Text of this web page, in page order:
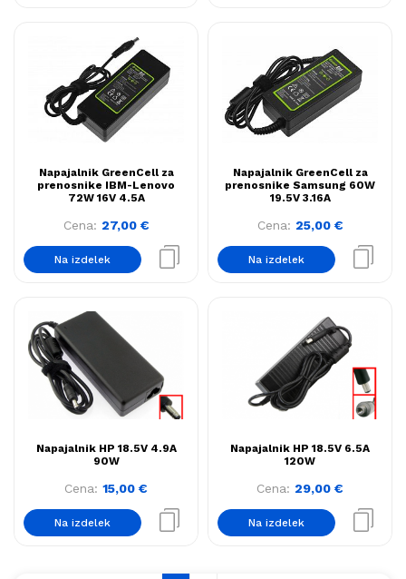
Napajalnik GreenCell za
prenosnike IBM-Lenovo
72W 16V 4.5A
Cena: 27,00 €
Na izdelek
Napajalnik GreenCell za
prenosnike Samsung 60W
19.5V 3.16A
Cena: 25,00 €
Na izdelek
Napajalnik HP 18.5V 4.9A
90W
Cena: 15,00 €
Na izdelek
Napajalnik HP 18.5V 6.5A
120W
Cena: 29,00 €
Na izdelek